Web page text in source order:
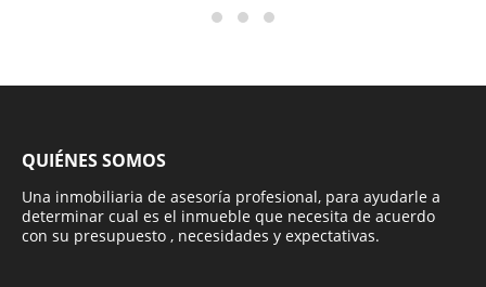
QUIÉNES SOMOS
Una inmobiliaria de asesoría profesional, para ayudarle a
determinar cual es el inmueble que necesita de acuerdo
con su presupuesto , necesidades y expectativas.